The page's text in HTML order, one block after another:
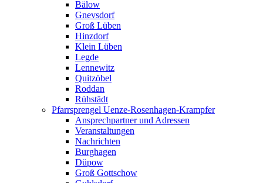
Bälow
Gnevsdorf
Groß Lüben
Hinzdorf
Klein Lüben
Legde
Lennewitz
Quitzöbel
Roddan
Rühstädt
Pfarrsprengel Uenze-Rosenhagen-Krampfer
Ansprechpartner und Adressen
Veranstaltungen
Nachrichten
Burghagen
Düpow
Groß Gottschow